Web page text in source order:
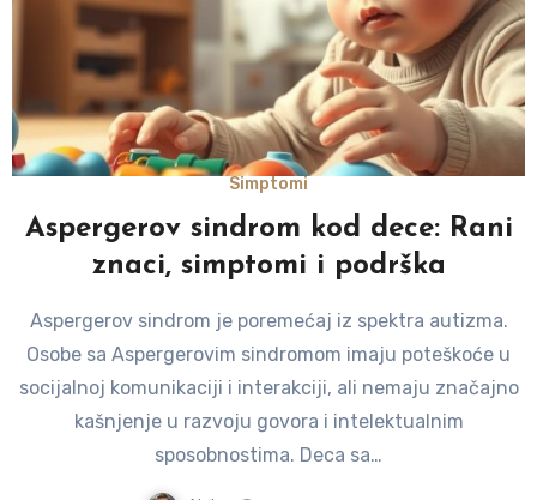
Simptomi
Aspergerov sindrom kod dece: Rani
znaci, simptomi i podrška
Aspergerov sindrom je poremećaj iz spektra autizma.
Osobe sa Aspergerovim sindromom imaju poteškoće u
socijalnoj komunikaciji i interakciji, ali nemaju značajno
kašnjenje u razvoju govora i intelektualnim
sposobnostima. Deca sa…